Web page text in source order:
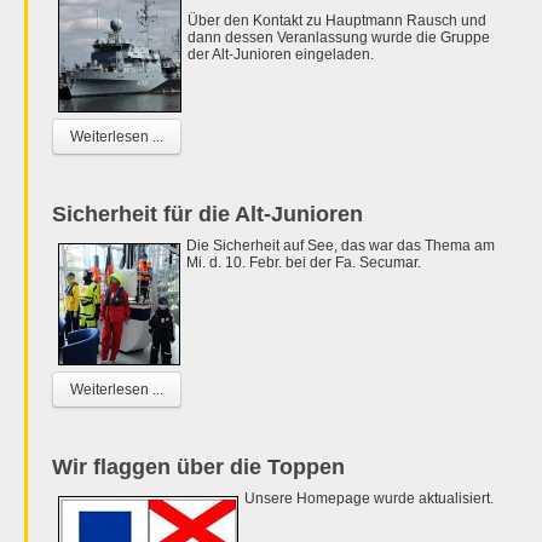
Über den Kontakt zu Hauptmann Rausch und
dann dessen Veranlassung wurde die Gruppe
der Alt-Junioren eingeladen.
Weiterlesen ...
Sicherheit für die Alt-Junioren
Die Sicherheit auf See, das war das Thema am
Mi. d. 10. Febr. bei der Fa. Secumar.
Weiterlesen ...
Wir flaggen über die Toppen
Unsere Homepage wurde aktualisiert.